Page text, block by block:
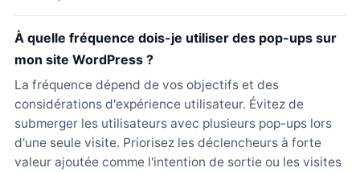
À quelle fréquence dois-je utiliser des pop-ups sur
mon site WordPress ?
La fréquence dépend de vos objectifs et des
considérations d'expérience utilisateur. Évitez de
submerger les utilisateurs avec plusieurs pop-ups lors
d'une seule visite. Priorisez les déclencheurs à forte
valeur ajoutée comme l'intention de sortie ou les visites